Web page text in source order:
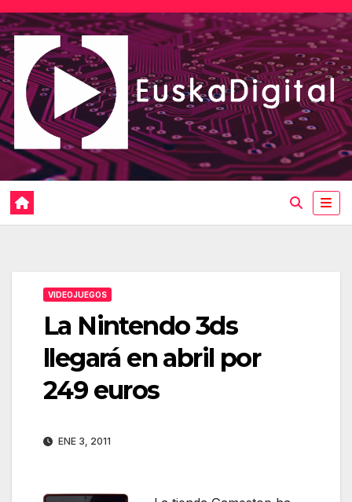
Saltar
al
contenido
VIDEOJUEGOS
La Nintendo 3ds
llegará en abril por
249 euros
ENE 3, 2011